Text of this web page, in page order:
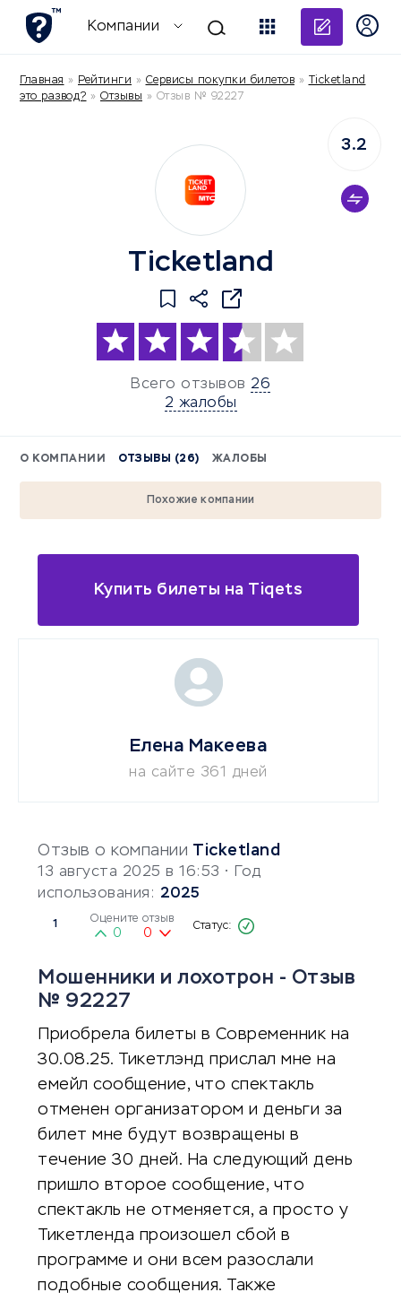
Компании
Главная » Рейтинги » Сервисы покупки билетов »
Ticketland
это развод? » Отзывы » Отзыв № 92227
Ticketland
Всего отзывов 26
2 жалобы
3.2
О КОМПАНИИ ОТЗЫВЫ (26) ЖАЛОБЫ
Похожие компании
Купить билеты на Tiqets
Отзыв о компании Ticketland
13 августа 2025 в 16:53 • Год
использования: 2025
1 Оцените отзыв
0 0
Мошенники и лохотрон - Отзыв
№ 92227
Приобрела билеты в Современник на
30.08.25. Тикетлэнд прислал мне на
емейл сообщение, что спектакль
отменен организатором и деньги за
билет мне будут возвращены в
течение 30 дней. На следующий день
пришло второе сообщение, что
спектакль не отменяется, а просто у
Тикетленда произошел сбой в
программе и они всем разослали
подобные сообщения. Также
Елена Макеева
на сайте 361 дней